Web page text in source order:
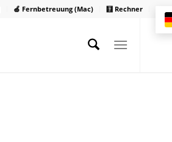
🍏 Fernbetreuung (Mac) 🧮 Rechner